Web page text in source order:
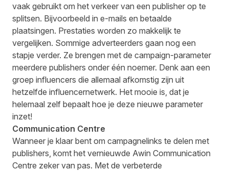
vaak gebruikt om het verkeer van een publisher op te
splitsen. Bijvoorbeeld in e-mails en betaalde
plaatsingen. Prestaties worden zo makkelijk te
vergelijken. Sommige adverteerders gaan nog een
stapje verder. Ze brengen met de campaign-parameter
meerdere publishers onder één noemer. Denk aan een
groep influencers die allemaal afkomstig zijn uit
hetzelfde influencernetwerk. Het mooie is, dat je
helemaal zelf bepaalt hoe je deze nieuwe parameter
inzet!
Communication Centre
Wanneer je klaar bent om campagnelinks te delen met
publishers, komt het vernieuwde Awin Communication
Centre zeker van pas. Met de verbeterde